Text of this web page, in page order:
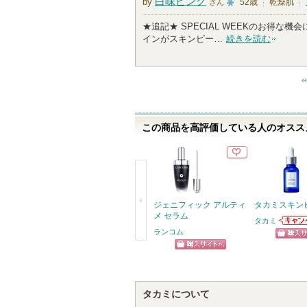
さん
1
0
人
ン
バ
に
52歳 乾燥肌
★追記★ SPECIAL WEEKのお得な機会
インがスキンピー… 続きを読む
この商品を高評価している人のオス
ジェニフィック アルティ
メ セラム
ランコム
タカミスキン
タカミ
タカミ
知らせ
タカミについて